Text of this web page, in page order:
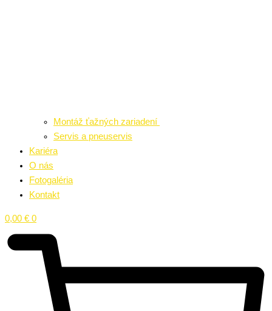
Montáž ťažných zariadení
Servis a pneuservis
Kariéra
O nás
Fotogaléria
Kontakt
0,00 € 0